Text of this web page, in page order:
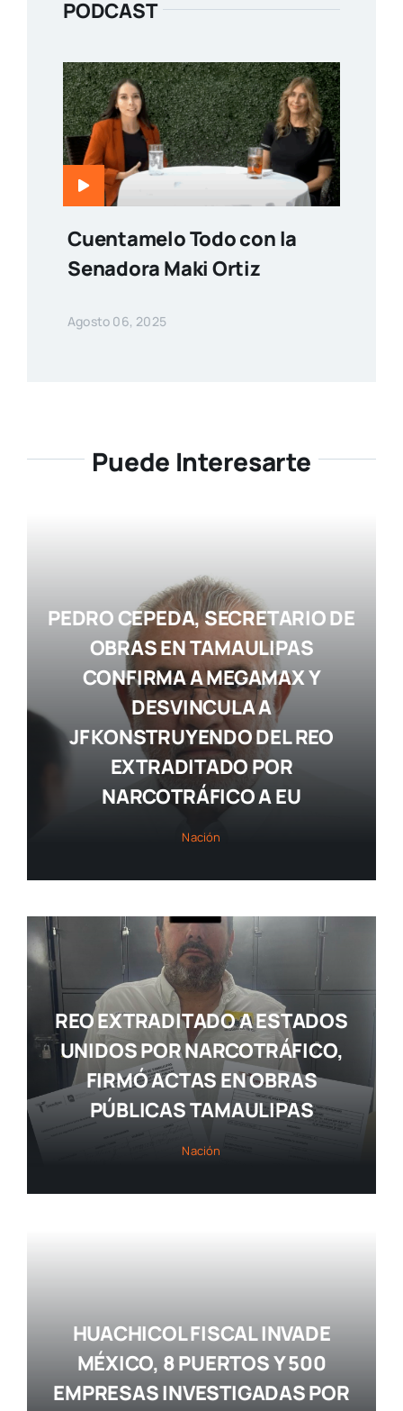
PODCAST
Cuentamelo Todo con la
Senadora Maki Ortiz
Agosto 06, 2025
Puede Interesarte
PEDRO CEPEDA, SECRETARIO DE
OBRAS EN TAMAULIPAS
CONFIRMA A MEGAMAX Y
DESVINCULA A
JF KONSTRUYENDO DEL REO
EXTRADITADO POR
NARCOTRÁFICO A EU
Nación
REO EXTRADITADO A ESTADOS
UNIDOS POR NARCOTRÁFICO,
FIRMÓ ACTAS EN OBRAS
PÚBLICAS TAMAULIPAS
Nación
HUACHICOL FISCAL INVADE
MÉXICO, 8 PUERTOS Y 500
EMPRESAS INVESTIGADAS POR